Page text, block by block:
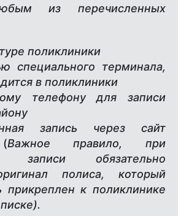
из перечисленных
поликлиники
специального терминала,
в поликлиники
телефону для записи
запись через сайт
(Важное правило, при
записи обязательно
полиса, который
к поликлинике